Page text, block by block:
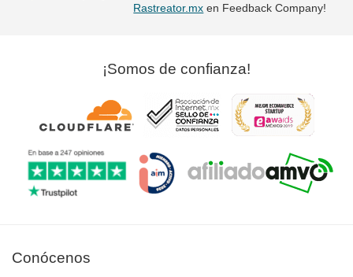
Rastreator.mx en Feedback Company!
¡Somos de confianza!
Conócenos